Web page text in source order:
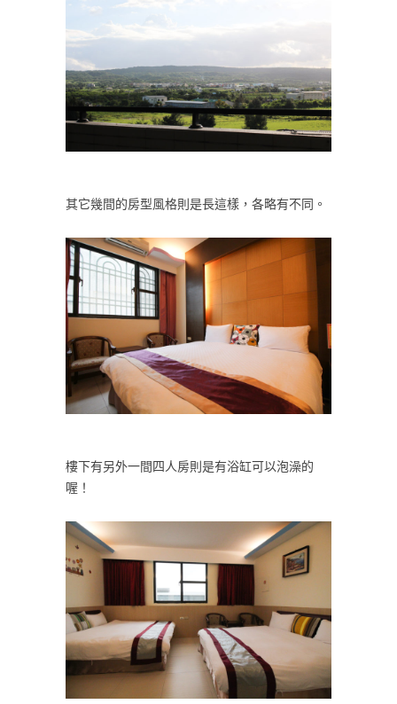
其它幾間的房型風格則是長這樣，各略有不同。
樓下有另外一間四人房則是有浴缸可以泡澡的
喔！